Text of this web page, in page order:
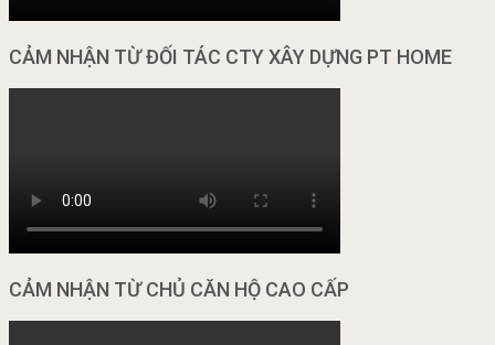
CẢM NHẬN TỪ ĐỐI TÁC CTY XÂY DỰNG PT HOME
CẢM NHẬN TỪ CHỦ CĂN HỘ CAO CẤP